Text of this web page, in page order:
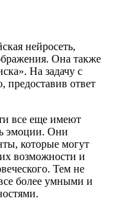
нейросеть,
Она также
На задачу с
ответ
все еще имеют
эмоции. Они
которые могут
возможности и
Тем не
более умными и